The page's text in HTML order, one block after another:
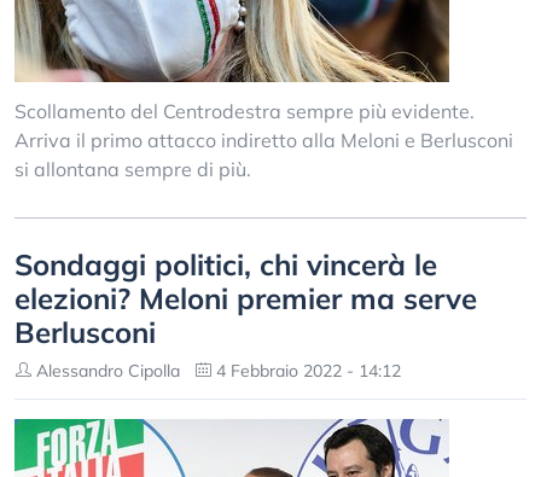
Scollamento del Centrodestra sempre più evidente.
Arriva il primo attacco indiretto alla Meloni e Berlusconi
si allontana sempre di più.
Sondaggi politici, chi vincerà le
elezioni? Meloni premier ma serve
Berlusconi
Alessandro Cipolla 4 Febbraio 2022 - 14:12